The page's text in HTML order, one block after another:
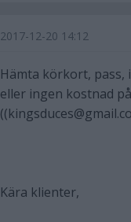
2017-12-20 14:12
Hämta körkort,
eller ingen kostnad
Kära klienter,